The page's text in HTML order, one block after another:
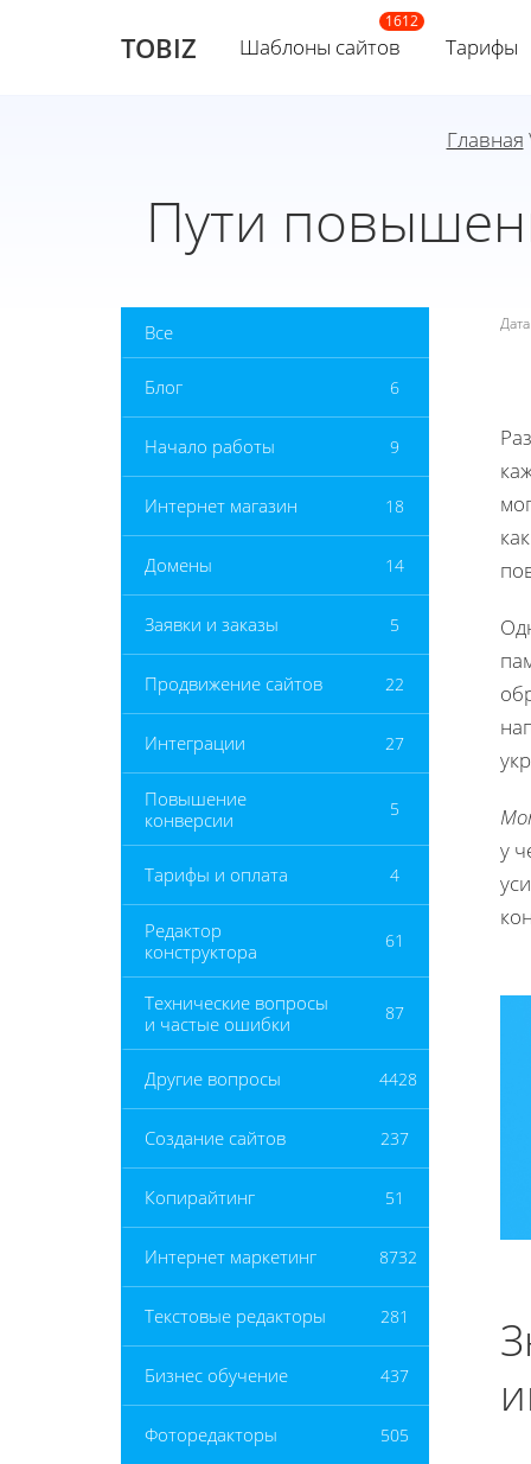
TOBIZ Шаблоны сайтов Тарифы
Главная
Пути
Все
Блог 6
Начало работы 9
Интернет магазин 18
Домены 14
Заявки и заказы 5
Продвижение сайтов 22
Интеграции 27
Повышение
конверсии
5
Тарифы и оплата 4
Редактор
конструктора
61
Технические вопросы
и частые ошибки
87
Другие вопросы 4428
Создание сайтов 237
Копирайтинг 51
Интернет маркетинг 8732
Текстовые редакторы 281
Бизнес обучение 437
Фоторедакторы 505
у